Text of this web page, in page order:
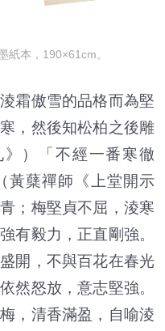
紙本，190×61cm。
霜傲雪的品格而為堅
，然後知松柏之後雕
）「不經一番寒徹
黃蘖禪師《上堂開示
；梅堅貞不屈，淩寒
有毅力，正直剛強。
開，不與百花在春光
然怒放，意志堅強。
，清香滿盈，自喻淩